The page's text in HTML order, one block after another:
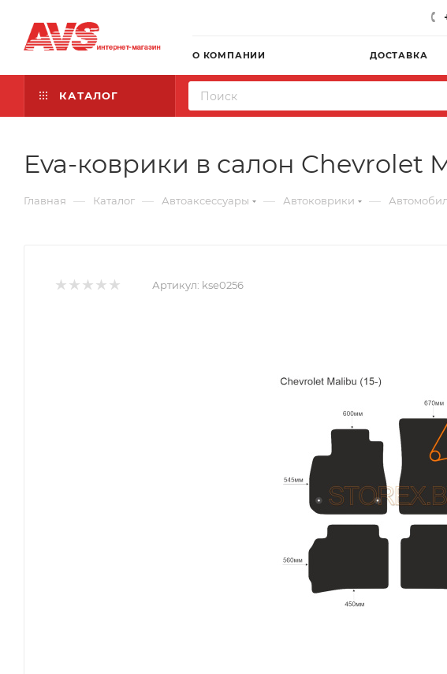
О КОМПАНИИ ДОСТАВКА
КАТАЛОГ
Eva-коврики в салон Chevrolet
Главная — Каталог — Автоаксессуары — Автоковрики —
Артикул: kse0256